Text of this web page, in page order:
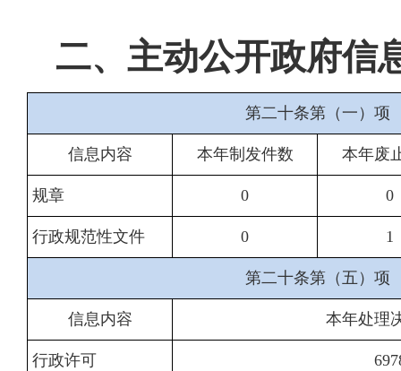
二、主动公开政府信
第二十条第（一）项
信息内容 本年制发件数 本年废
规章 0 0
行政规范性文件 0 1
第二十条第（五）项
信息内容 本年处理
行政许可